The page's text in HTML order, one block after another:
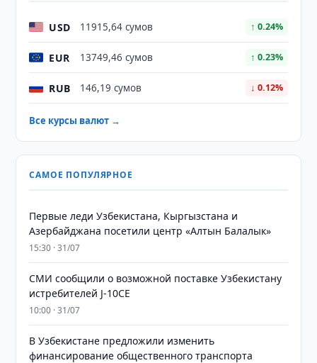
USD 11915,64 сумов ↑ 0.24%
EUR 13749,46 сумов ↑ 0.23%
RUB 146,19 сумов ↓ 0.12%
Все курсы валют →
САМОЕ ПОПУЛЯРНОЕ
Первые леди Узбекистана, Кыргызстана и
Азербайджана посетили центр «Алтын Балалык»
15:30 · 31/07
СМИ сообщили о возможной поставке Узбекистану
истребителей J-10CE
10:00 · 31/07
В Узбекистане предложили изменить
финансирование общественного транспорта